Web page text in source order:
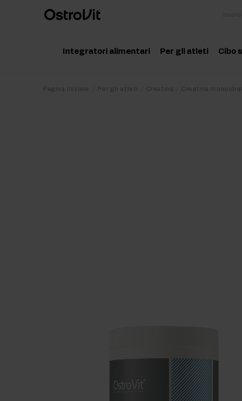
Integratori alimentari Per gli atleti Cibo
Pagina iniziale Per gli atleti Creatina Creatina